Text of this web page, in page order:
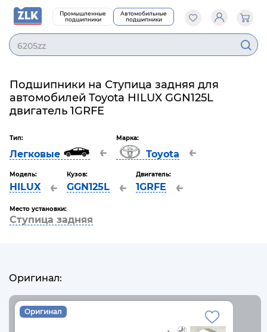
Промышленные
подшипники
Автомобильные
подшипники
6205zz
Подшипники на Ступица задняя для
автомобилей Toyota HILUX GGN125L
двигатель 1GRFE
Тип:
Легковые ←
Марка:
Toyota ←
Модель:
HILUX ←
Кузов:
GGN125L ←
Двигатель:
1GRFE ←
Место установки:
Ступица задняя
Оригинал:
Оригинал